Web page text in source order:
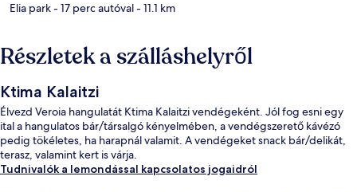
Elia park- 17 perc autóval- 11.1 km
Részletek a szálláshelyről
Ktima Kalaitzi
Élvezd Veroia hangulatát Ktima Kalaitzi vendégeként. Jól fog esni egy
ital a hangulatos bár/társalgó kényelmében, a vendégszerető kávézó
pedig tökéletes, ha harapnál valamit. A vendégeket snack bár/delikát,
terasz, valamint kert is várja.
Tudnivalók a lemondással kapcsolatos jogaidról